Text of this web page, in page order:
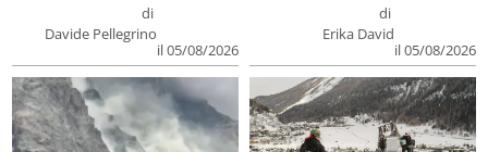
di
Davide Pellegrino
il 05/08/2026
di
Erika David
il 05/08/2026